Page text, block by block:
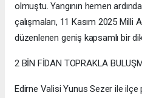
olmuştu. Yangının hemen
çalışmaları, 11 Kasım 2025 Milli
düzenlenen geniş kapsamlı bir
2 BİN FİDAN TOPRAKLA
Edirne Valisi Yunus Sezer ile ilçe